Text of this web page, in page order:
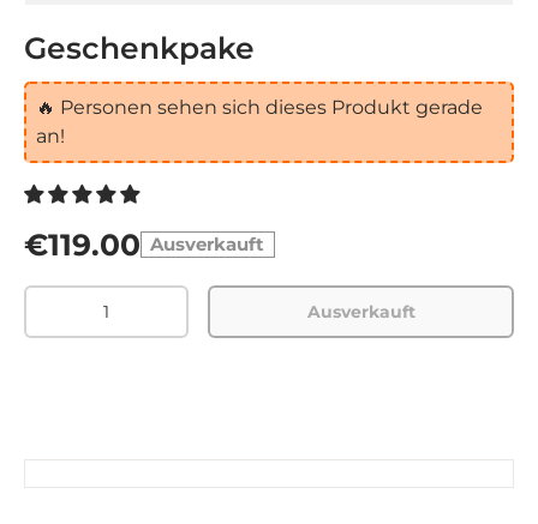
Geschenkpake
🔥 Personen sehen sich dieses Produkt gerade
an!
€119.00 Ausverkauft
Menge
Ausverkauft